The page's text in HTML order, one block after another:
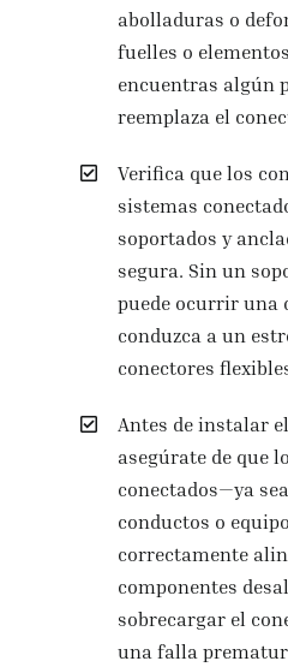
abolladuras o
fuelles o
encuentras algún
reemplaza el
Verifica que los
sistemas
soportados y
segura. Sin un
puede ocurrir una
conduzca a un
conectores
Antes de instalar
asegúrate de que
conectados—ya
conductos o
correctamente
componentes
sobrecargar el
una falla